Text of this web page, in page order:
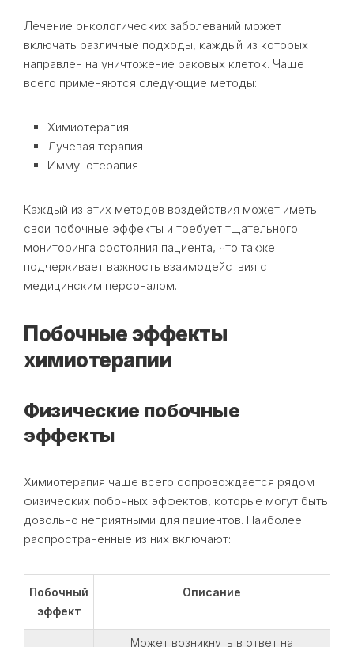
Лечение онкологических заболеваний может
включать различные подходы, каждый из которых
направлен на уничтожение раковых клеток. Чаще
всего применяются следующие методы:
Химиотерапия
Лучевая терапия
Иммунотерапия
Каждый из этих методов воздействия может иметь
свои побочные эффекты и требует тщательного
мониторинга состояния пациента, что также
подчеркивает важность взаимодействия с
медицинским персоналом.
Побочные эффекты
химиотерапии
Физические побочные
эффекты
Химиотерапия чаще всего сопровождается рядом
физических побочных эффектов, которые могут быть
довольно неприятными для пациентов. Наиболее
распространенные из них включают:
Побочный
эффект
Описание
Может возникнуть в ответ на